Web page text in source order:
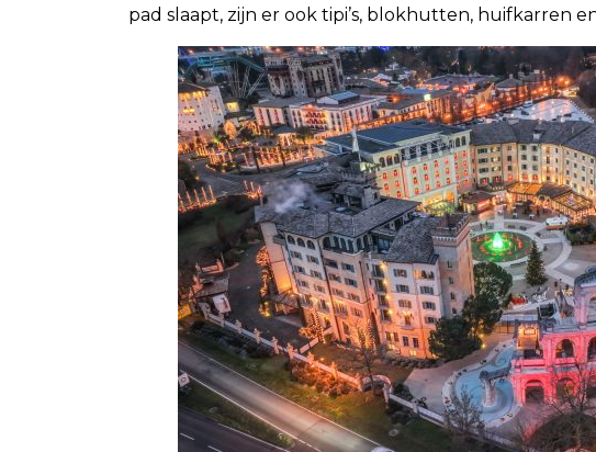
pad slaapt, zijn er ook tipi’s, blokhutten, huifkarren